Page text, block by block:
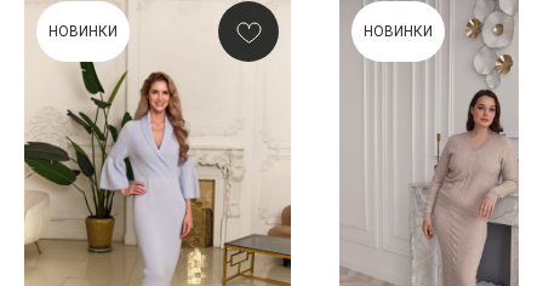
НОВИНКИ НОВИНКИ
Скидка 10% за подписку
на Телеграм канал
Новинки, акции, подарки
и модный журнал — всё это
в нашем телеграмм канале:
MIR CASHMERE Official